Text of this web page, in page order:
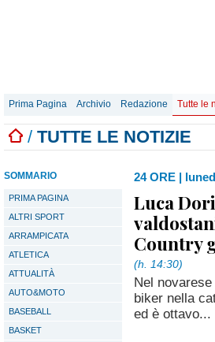
Prima Pagina Archivio Redazione Tutte le
/ TUTTE LE NOTIZIE
SOMMARIO
PRIMA PAGINA
ALTRI SPORT
ARRAMPICATA
ATLETICA
ATTUALITÀ
AUTO&MOTO
BASEBALL
BASKET
24 ORE |
Luca
Country
(h. 14:30)
Nel
biker nella
ed è ottavo...